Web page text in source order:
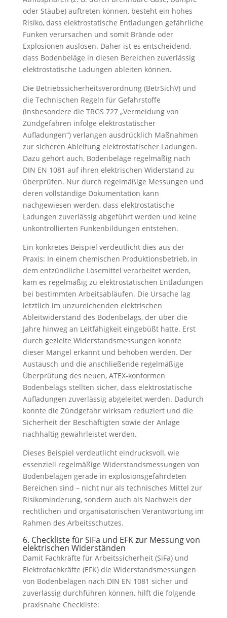
oder Stäube) auftreten können, besteht ein hohes
Risiko, dass elektrostatische Entladungen gefährliche
Funken verursachen und somit Brände oder
Explosionen auslösen. Daher ist es entscheidend,
dass Bodenbeläge in diesen Bereichen zuverlässig
elektrostatische Ladungen ableiten können.
Die Betriebssicherheitsverordnung (BetrSichV) und
die Technischen Regeln für Gefahrstoffe
(insbesondere die TRGS 727 „Vermeidung von
Zündgefahren infolge elektrostatischer
Aufladungen“) verlangen ausdrücklich Maßnahmen
zur sicheren Ableitung elektrostatischer Ladungen.
Dazu gehört auch, Bodenbeläge regelmäßig nach
DIN EN 1081 auf ihren elektrischen Widerstand zu
überprüfen. Nur durch regelmäßige Messungen und
deren vollständige Dokumentation kann
nachgewiesen werden, dass elektrostatische
Ladungen zuverlässig abgeführt werden und keine
unkontrollierten Funkenbildungen entstehen.
Ein konkretes Beispiel verdeutlicht dies aus der
Praxis: In einem chemischen Produktionsbetrieb, in
dem entzündliche Lösemittel verarbeitet werden,
kam es regelmäßig zu elektrostatischen Entladungen
bei bestimmten Arbeitsabläufen. Die Ursache lag
letztlich im unzureichenden elektrischen
Ableitwiderstand des Bodenbelags, der über die
Jahre hinweg an Leitfähigkeit eingebüßt hatte. Erst
durch gezielte Widerstandsmessungen konnte
dieser Mangel erkannt und behoben werden. Der
Austausch und die anschließende regelmäßige
Überprüfung des neuen, ATEX-konformen
Bodenbelags stellten sicher, dass elektrostatische
Aufladungen zuverlässig abgeleitet werden. Dadurch
konnte die Zündgefahr wirksam reduziert und die
Sicherheit der Beschäftigten sowie der Anlage
nachhaltig gewährleistet werden.
Dieses Beispiel verdeutlicht eindrucksvoll, wie
essenziell regelmäßige Widerstandsmessungen von
Bodenbelägen gerade in explosionsgefährdeten
Bereichen sind – nicht nur als technisches Mittel zur
Risikominderung, sondern auch als Nachweis der
rechtlichen und organisatorischen Verantwortung im
Rahmen des Arbeitsschutzes.
6. Checkliste für SiFa und EFK zur Messung von
elektrischen Widerständen
Damit Fachkräfte für Arbeitssicherheit (SiFa) und
Elektrofachkräfte (EFK) die Widerstandsmessungen
von Bodenbelägen nach DIN EN 1081 sicher und
zuverlässig durchführen können, hilft die folgende
praxisnahe Checkliste: